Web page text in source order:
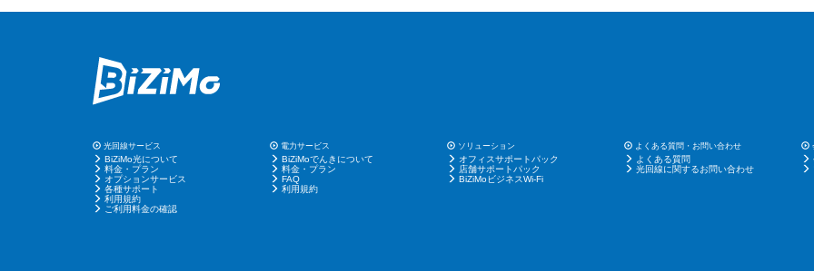
光回線サービス
BiZiMo光について
料金・プラン
オプションサービス
各種サポート
利用規約
ご利用料金の確認
電力サービス
BiZiMoでんきについて
料金・プラン
FAQ
利用規約
ソリューション
オフィスサポートパック
店舗サポートパック
BiZiMoビジネスWi-Fi
よくある質問・お問い合わせ
よくある質問
光回線に関するお問い合わせ